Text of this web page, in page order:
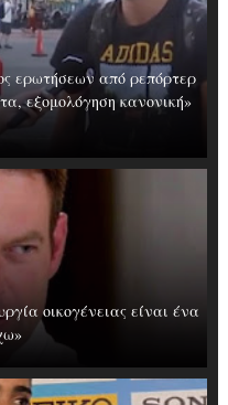
ερωτήσεων από ρεπόρτερ
εξομολόγηση κανονική»
οικογένειας είναι ένα